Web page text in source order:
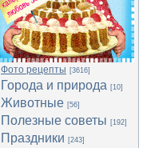
Фото рецепты [3616]
Города и природа [10]
Животные [56]
Полезные советы [192]
Праздники [243]